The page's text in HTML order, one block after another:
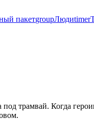
пакетgroupЛюдиtimer
под трамвай. Когда